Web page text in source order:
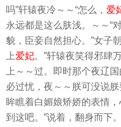
吗”轩辕夜冷～～“怎么， 爱
永远都是这么肤浅。～～“
貌，臣妾自然担心。”女子
上爱妃。”轩辕夜笑得邪肆
上～～过。即时那个夜辽国
必过忧，夜～～朕可没说
眸瞧着白媚娘矫娇的表情
到这吧。”说着，翻身而下